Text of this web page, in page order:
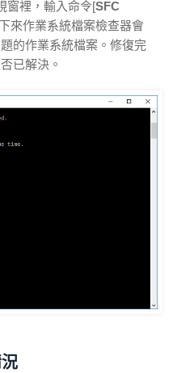
窗裡，輸入命令[SFC
來作業系統檔案檢查器會
的作業系統檔案。修復完
已解決。